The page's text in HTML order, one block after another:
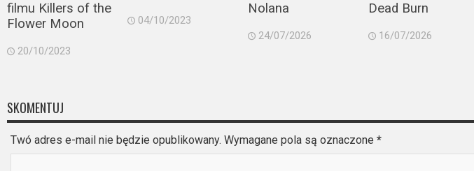
filmu Killers of the
Flower Moon
20/10/2023
04/10/2023
Nolana
24/07/2026
Dead Burn
16/07/2026
SKOMENTUJ
Twó adres e-mail nie będzie opublikowany. Wymagane pola są oznaczone *